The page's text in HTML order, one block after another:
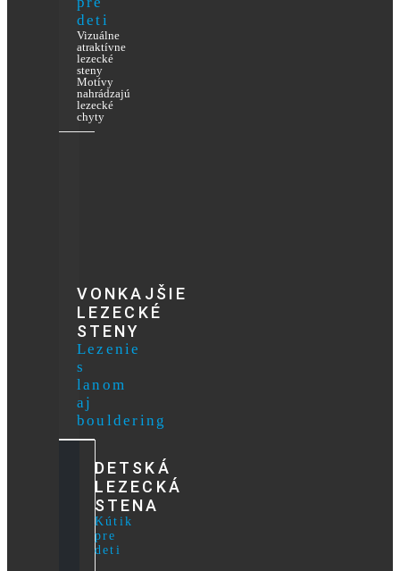
deti
Vizuálne
atraktívne
lezecké
steny
Motívy
nahrádzajú
lezecké
chyty
VONKAJŠIE
LEZECKÉ
STENY
Lezenie
s
lanom
aj
bouldering
DETSKÁ
LEZECKÁ
STENA
Kútik
pre
deti